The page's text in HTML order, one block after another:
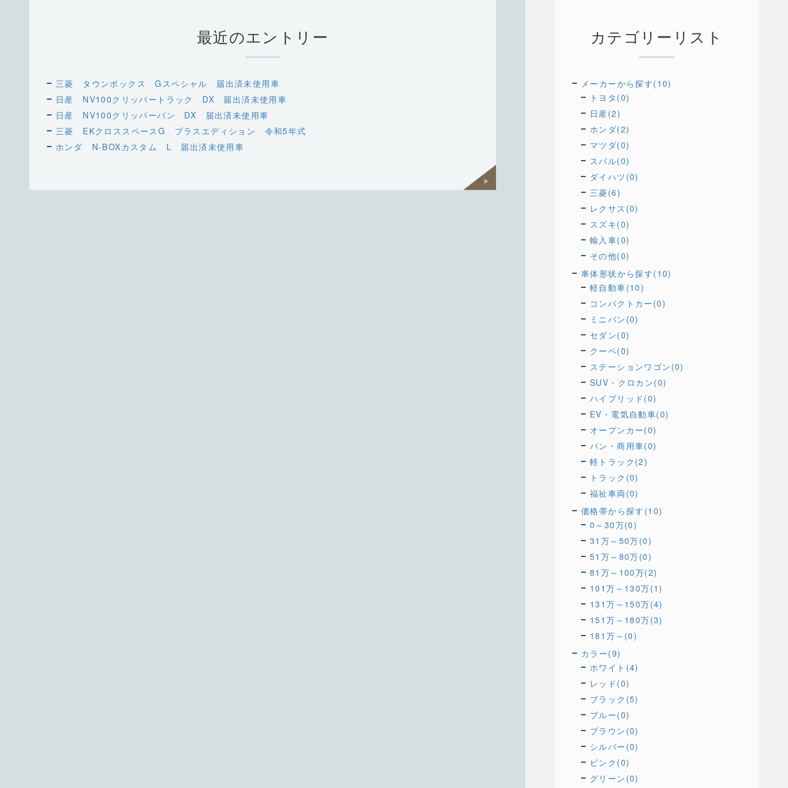
最近のエントリー
三菱 タウンボックス Gスペシャル 届出済未使用車
日産 NV100クリッパートラック DX 届出済未使用車
日産 NV100クリッパーバン DX 届出済未使用車
三菱 EKクロススペースG プラスエディション 令和5年式
ホンダ N-BOXカスタム L 届出済未使用車
カテゴリーリスト
メーカーから探す(10)
トヨタ(0)
日産(2)
ホンダ(2)
マツダ(0)
スバル(0)
ダイハツ(0)
三菱(6)
レクサス(0)
スズキ(0)
輸入車(0)
その他(0)
車体形状から探す(10)
軽自動車(10)
コンパクトカー(0)
ミニバン(0)
セダン(0)
クーペ(0)
ステーションワゴン(0)
SUV・クロカン(0)
ハイブリッド(0)
EV・電気自動車(0)
オープンカー(0)
バン・商用車(0)
軽トラック(2)
トラック(0)
福祉車両(0)
価格帯から探す(10)
0～30万(0)
31万～50万(0)
51万～80万(0)
81万～100万(2)
101万～130万(1)
131万～150万(4)
151万～180万(3)
181万～(0)
カラー(9)
ホワイト(4)
レッド(0)
ブラック(5)
ブルー(0)
ブラウン(0)
シルバー(0)
ピンク(0)
グリーン(0)